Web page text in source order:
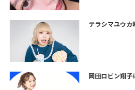
テラシマユウカ
岡田ロビン翔子